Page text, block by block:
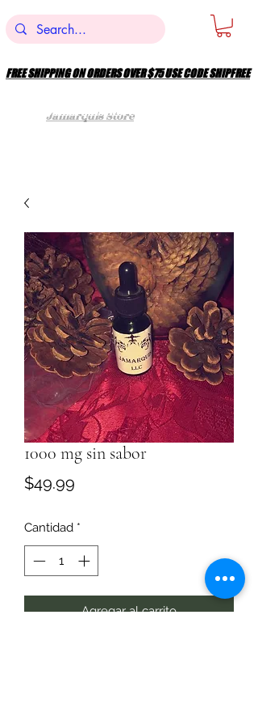
Jamarquis Store
FREE SHIPPING ON ORDERS OVER $75 USE CODE SHIPFREE
FREE SHIPPING ON ORDERS OVER $75 USE CODE SHIPFREE
1000 mg sin sabor
$49.99
Cantidad *
Agregar al carrito